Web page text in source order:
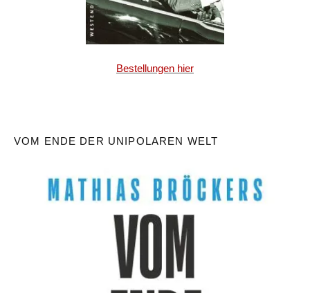
Bestellungen hier
VOM ENDE DER UNIPOLAREN WELT